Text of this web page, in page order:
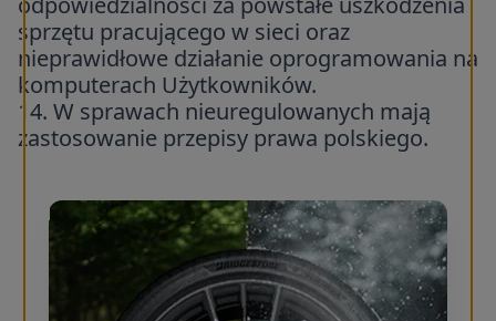
sprzętu pracującego w sieci oraz
nieprawidłowe działanie oprogramowania na
komputerach Użytkowników.
14. W sprawach nieuregulowanych mają
zastosowanie przepisy prawa polskiego.